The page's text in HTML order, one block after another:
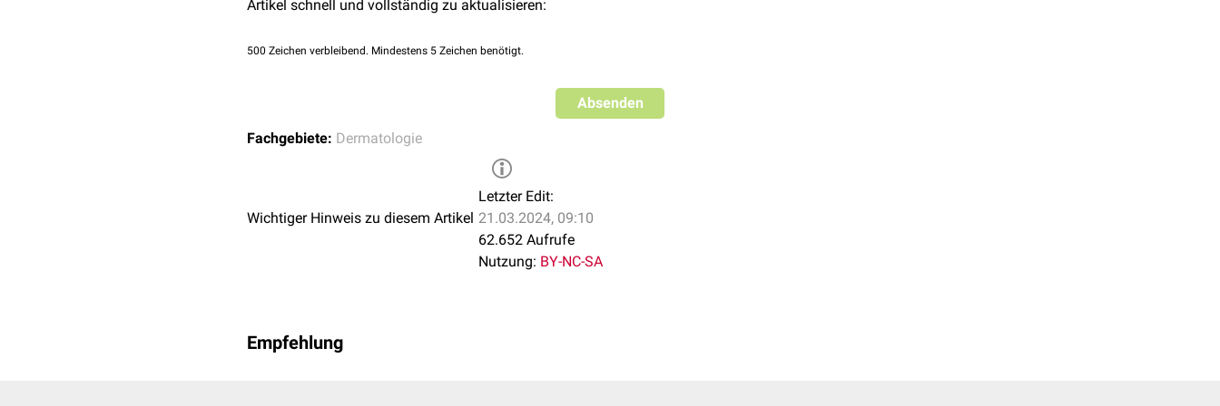
Artikel schnell und vollständig zu aktualisieren:
500 Zeichen verbleibend. Mindestens 5 Zeichen benötigt.
Absenden
Fachgebiete: Dermatologie
Wichtiger Hinweis zu diesem Artikel
Letzter Edit:
21.03.2024, 09:10
62.652 Aufrufe
Nutzung: BY-NC-SA
Empfehlung